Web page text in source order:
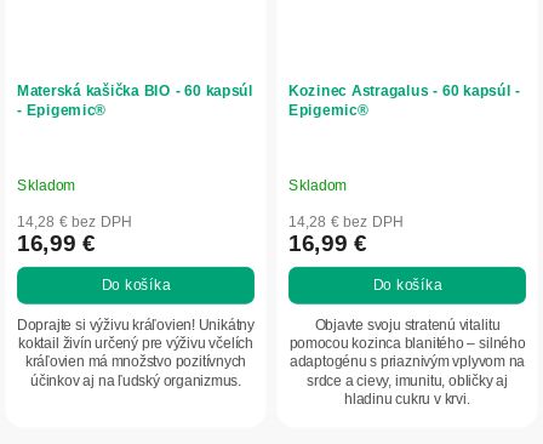
Materská kašička BIO - 60 kapsúl
- Epigemic®
Skladom
14,28 € bez DPH
16,99 €
Do košíka
Doprajte si výživu kráľovien! Unikátny
koktail živín určený pre výživu včelích
kráľovien má množstvo pozitívnych
účinkov aj na ľudský organizmus.
Kozinec Astragalus - 60 kapsúl -
Epigemic®
Skladom
14,28 € bez DPH
16,99 €
Do košíka
Objavte svoju stratenú vitalitu
pomocou kozinca blanitého – silného
adaptogénu s priaznivým vplyvom na
srdce a cievy, imunitu, obličky aj
hladinu cukru v krvi.